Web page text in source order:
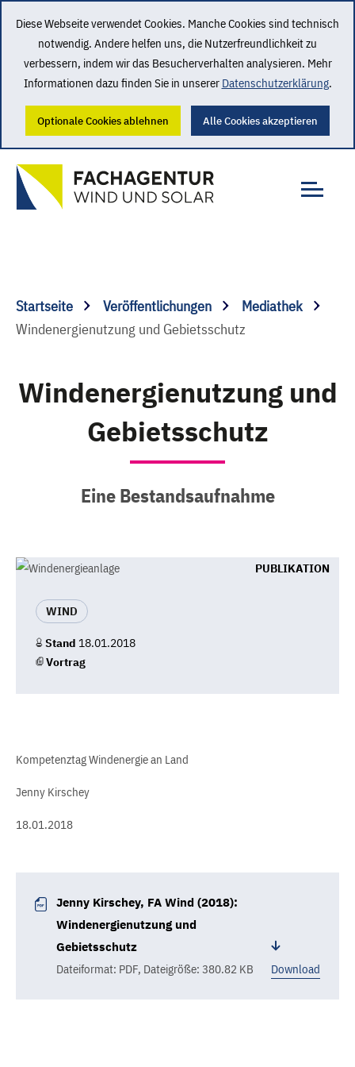
Diese Webseite verwendet Cookies. Manche Cookies sind technisch
notwendig. Andere helfen uns, die Nutzerfreundlichkeit zu
verbessern, indem wir das Besucherverhalten analysieren. Mehr
Informationen dazu finden Sie in unserer Datenschutzerklärung.
Optionale Cookies ablehnen Alle Cookies akzeptieren
Startseite Veröffentlichungen
Mediathek
Windenergienutzung und Gebietsschutz
Windenergienutzung und
Gebietsschutz
Eine Bestandsaufnahme
PUBLIKATION
WIND
Stand 18.01.2018
Vortrag
Kompetenztag Windenergie an Land
Jenny Kirschey
18.01.2018
Jenny Kirschey, FA Wind (2018):
Windenergienutzung und
Gebietsschutz
Dateiformat: PDF, Dateigröße: 380.82 KB Download